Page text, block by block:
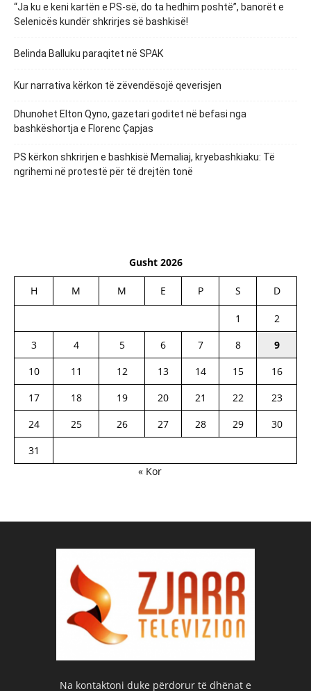
“Ja ku e keni kartën e PS-së, do ta hedhim poshtë”, banorët e
Selenicës kundër shkrirjes së bashkisë!
Belinda Balluku paraqitet në SPAK
Kur narrativa kërkon të zëvendësojë qeverisjen
Dhunohet Elton Qyno, gazetari goditet në befasi nga
bashkëshortja e Florenc Çapjas
PS kërkon shkrirjen e bashkisë Memaliaj, kryebashkiaku: Të
ngrihemi në protestë për të drejtën tonë
Gusht 2026
H M M E P S D
1
2
3
4 5 6 7 8
9
10
11 12 13 14 15
16
17
18 19 20 21 22
23
24
25 26 27 28 29
30
31
« Kor
Na kontaktoni duke përdorur të dhënat e